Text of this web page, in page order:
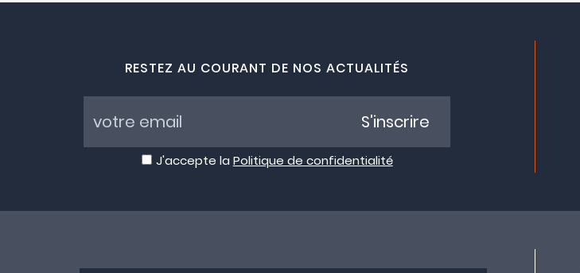
RESTEZ AU COURANT DE NOS ACTUALITÉS
J'accepte la Politique de confidentialité
S'inscrire